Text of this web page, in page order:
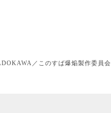
／このすば爆焔製作委員会